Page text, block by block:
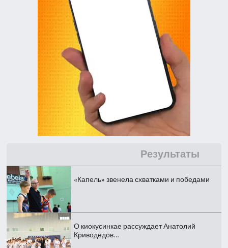
Результаты
«Капель» звенела схватками и победами
О киокусинкае рассуждает Анатолий
Криводедов…